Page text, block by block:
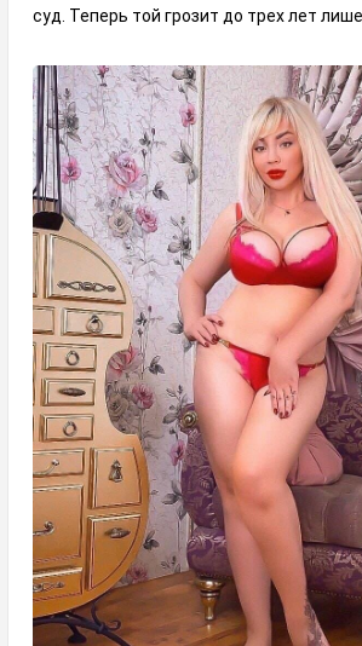
суд. Теперь той грозит до трех лет